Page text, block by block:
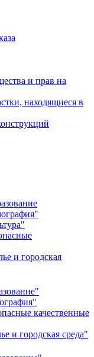
и прав на
находящиеся в
и городская
качественные
и городская среда"